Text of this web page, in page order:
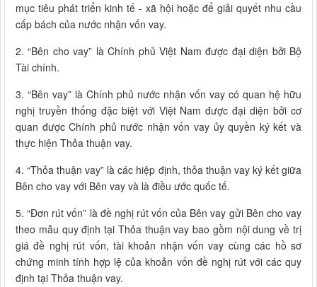
mục tiêu phát triển kinh tế - xã hội hoặc để giải quyết nhu cầu
cấp bách của nước nhận vốn vay.
2. “Bên cho vay” là Chính phủ Việt Nam được đại diện bởi Bộ
Tài chính.
3. “Bên vay” là Chính phủ nước nhận vốn vay có quan hệ hữu
nghị truyền thống đặc biệt với Việt Nam được đại diện bởi cơ
quan được Chính phủ nước nhận vốn vay ủy quyền ký kết và
thực hiện Thỏa thuận vay.
4. “Thỏa thuận vay” là các hiệp định, thỏa thuận vay ký kết giữa
Bên cho vay với Bên vay và là điều ước quốc tế.
5. “Đơn rút vốn” là đề nghị rút vốn của Bên vay gửi Bên cho vay
theo mẫu quy định tại Thỏa thuận vay bao gồm nội dung về trị
giá đề nghị rút vốn, tài khoản nhận vốn vay cùng các hồ sơ
chứng minh tính hợp lệ của khoản vốn đề nghị rút với các quy
định tại Thỏa thuận vay.